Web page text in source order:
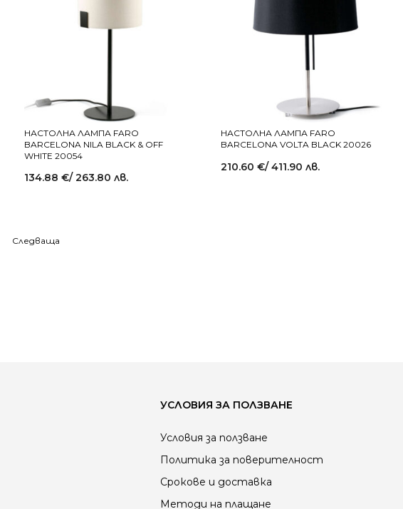
НАСТОЛНА ЛАМПА FARO
BARCELONA NILA BLACK & OFF
WHITE 20054
134.88 €/ 263.80 лв.
НАСТОЛНА ЛАМПА FARO
BARCELONA VOLTA BLACK 20026
210.60 €/ 411.90 лв.
УСЛОВИЯ ЗА ПОЛЗВАНЕ
Условия за ползване
Политика за поверителност
Срокове и доставка
Методи на плащане